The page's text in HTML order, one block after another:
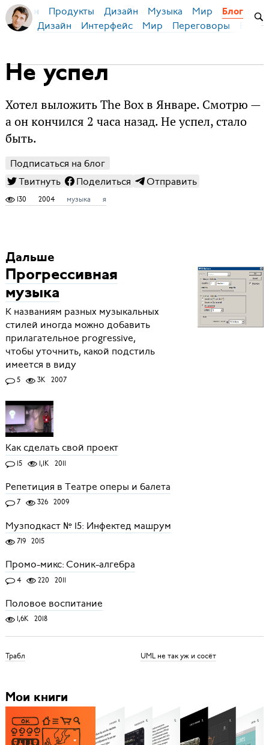
Бирман Продукты Дизайн Музыка Мир Блог
Дизайн Интерфейс Мир Переговоры
Не успел
Хотел выложить The Box в Январе. Смотрю —
а он кончился 2 часа назад. Не успел, стало
быть.
Подписаться на блог
Твитнуть
Поделиться Отправить
130 2004 музыка я
Дальше
Прогрессивная
музыка
К названиям разных музыкальных
стилей иногда можно добавить
прилагательное progressive,
чтобы уточнить, какой подстиль
имеется в виду
5 3K 2007
Как сделать свой проект
15 1,1K 2011
Репетиция в Театре оперы и балета
7 326 2009
Музподкаст № 15: Инфектед машрум
719 2015
Промо-микс: Соник-алгебра
4 220 2011
Половое воспитание
1,6K 2018
Трабл UML не так уж и сосёт
Мои книги